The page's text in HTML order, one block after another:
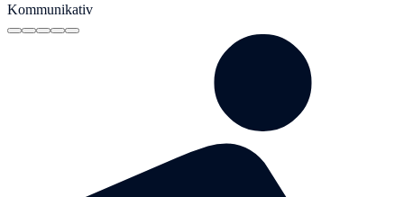
Kommunikativ